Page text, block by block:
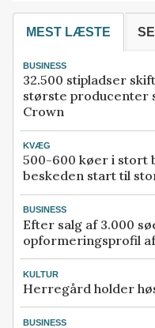
MEST LÆSTE
BUSINESS
32.500 stipladser
største producenter
Crown
KVÆG
500-600 køer i stort
beskeden start til
BUSINESS
Efter salg af 3.000
opformeringsprofil
KULTUR
Herregård holder
BUSINESS